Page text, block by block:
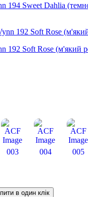
194 Sweet Dahlia
192 Soft Rose (м'який
003 004 005
в один клік